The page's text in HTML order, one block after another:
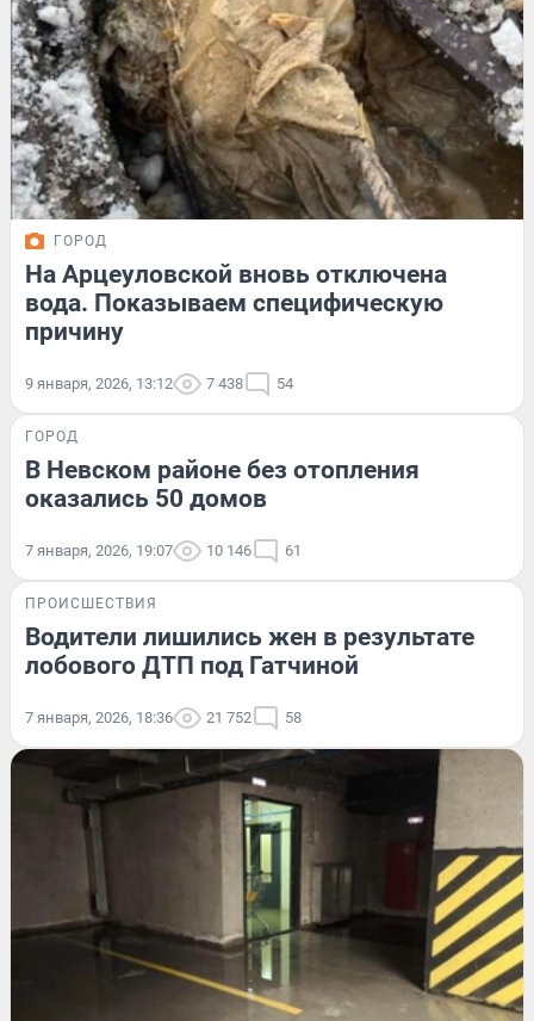
ГОРОД
На Арцеуловской вновь отключена
вода. Показываем специфическую
причину
9 января, 2026, 13:12 7 438 54
ГОРОД
В Невском районе без отопления
оказались 50 домов
7 января, 2026, 19:07 10 146 61
ПРОИСШЕСТВИЯ
Водители лишились жен в результате
лобового ДТП под Гатчиной
7 января, 2026, 18:36 21 752 58